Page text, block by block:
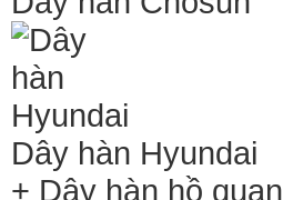
Dây hàn Hyundai
+ Dây hàn hồ